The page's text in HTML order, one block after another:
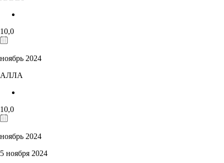
10,0
ноябрь 2024
АЛЛА
10,0
ноябрь 2024
5 ноября 2024